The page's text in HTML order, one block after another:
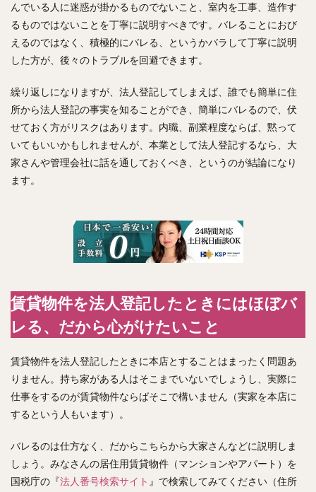
んでいる人に迷惑が掛かるものでないこと、室内を工事、造作す
るものではないことを丁寧に説明すべきです。バレることにおび
えるのではなく、積極的にバレる、というかバラして丁寧に説明
した方が、後々のトラブルを回避できます。
繰り返しになりますが、法人登記してしまえば、誰でも簡単に住
所から法人登記の事実を知ることができ、簡単にバレるので、伏
せておく方がリスクはあります。内職、副業程度ならば、黙って
いてもいいかもしれませんが、本業として法人登記するなら、大
家さんや管理会社に話を通しておくべき、というのが結論になり
ます。
賃貸物件を法人登記したときにはほぼバ
レる、だから心がけたいこと
賃貸物件を法人登記したときに本店とすることはまったく問題あ
りません。持ち家がある人はそこまでいないでしょうし、実際に
仕事をするのが賃貸物件ならばそこで構いません（実家を本店に
するという人もいます）。
バレるのは仕方なく、だからこちらから大家さんなどに説明しま
しょう。みなさんの居住用賃貸物件（マンションやアパート）を
国税庁の『法人番号検索サイト 』で検索してみてください（住所